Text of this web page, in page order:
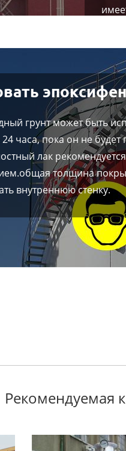
грунт может быть
часа, пока он не
лак
толщина
внутреннюю стенку.
Рекомендуемая